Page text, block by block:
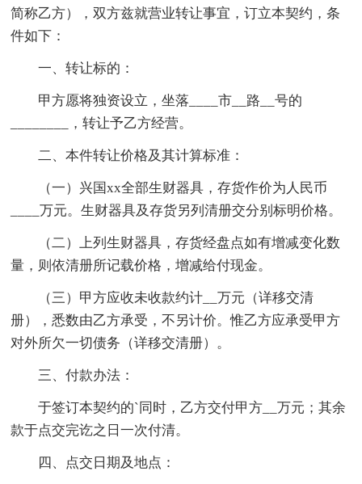
简称乙方），双方兹就营业转让事宜，订立本契约，条
件如下：
一、转让标的：
甲方愿将独资设立，坐落____市__路__号的
________，转让予乙方经营。
二、本件转让价格及其计算标准：
（一）兴国xx全部生财器具，存货作价为人民币
____万元。生财器具及存货另列清册交分别标明价格。
（二）上列生财器具，存货经盘点如有增减变化数
量，则依清册所记载价格，增减给付现金。
（三）甲方应收未收款约计__万元（详移交清
册），悉数由乙方承受，不另计价。惟乙方应承受甲方
对外所欠一切债务（详移交清册）。
三、付款办法：
于签订本契约的`同时，乙方交付甲方__万元；其余
款于点交完讫之日一次付清。
四、点交日期及地点：